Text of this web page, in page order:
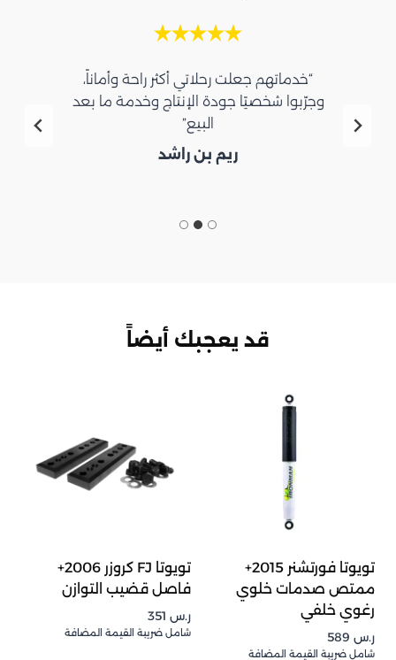
“خدماتهم جعلت رحلاتي أكثر راحة وأماناً،
وجرّبوا شخصيًا جودة الإنتاج وخدمة ما بعد
البيع”
ريم بن راشد
قد يعجبك أيضاً
تويوتا فورتشنر 2015+
ممتص صدمات خلوي
رغوي خلفي
ر.س
شامل ضريبة القيمة المضافة
تويوتا FJ كروزر 2006+
فاصل قضيب التوازن
ر.س
شامل ضريبة القيمة المضافة